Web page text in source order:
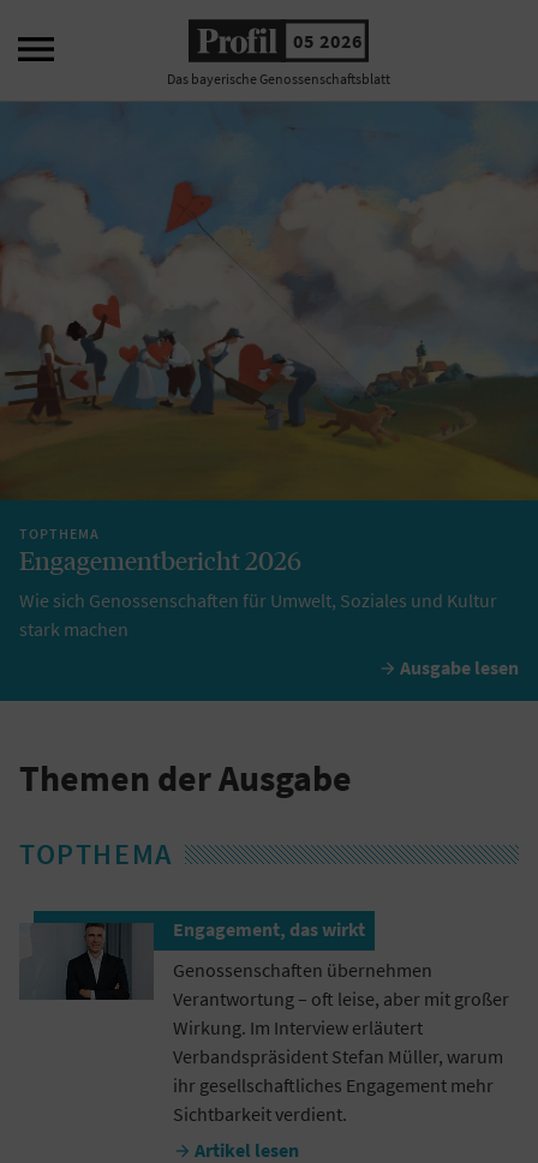
 05 2026
Das bayerische Genossenschaftsblatt
TOPTHEMA
Engagementbericht 2026
Wie sich Genossenschaften für Umwelt, Soziales und Kultur
stark machen
 Ausgabe lesen
Themen der Ausgabe
TOPTHEMA
Engagement, das wirkt
Genossenschaften übernehmen
Verantwortung – oft leise, aber mit großer
Wirkung. Im Interview erläutert
Verbandspräsident Stefan Müller, warum
ihr gesellschaftliches Engagement mehr
Sichtbarkeit verdient.
 Artikel lesen